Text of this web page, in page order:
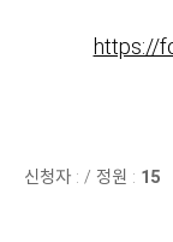
https://
신청자 : / 정원 : 15